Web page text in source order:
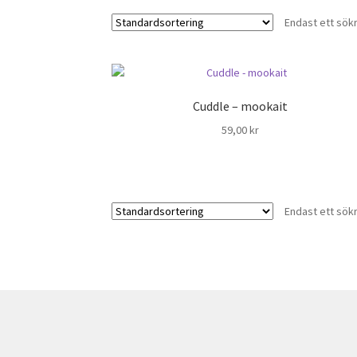
Endast ett
Cuddle – mookait
59,00kr
Endast ett